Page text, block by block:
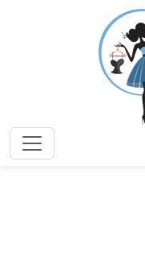
Menú